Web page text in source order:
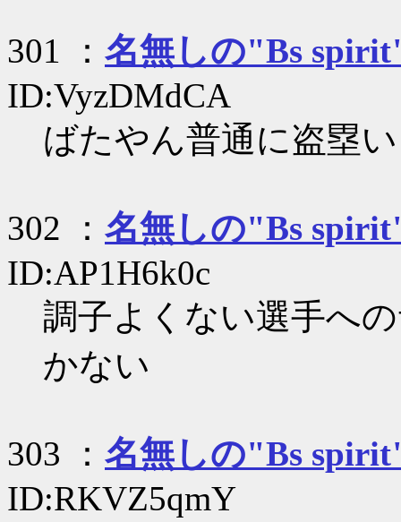
301 ： 名無しの"Bs
ID:VyzDMdCA
ばたやん普通に盗塁
302 ： 名無しの"Bs
ID:AP1H6k0c
調子よくない選手へ
かない
303 ： 名無しの"Bs
ID:RKVZ5qmY